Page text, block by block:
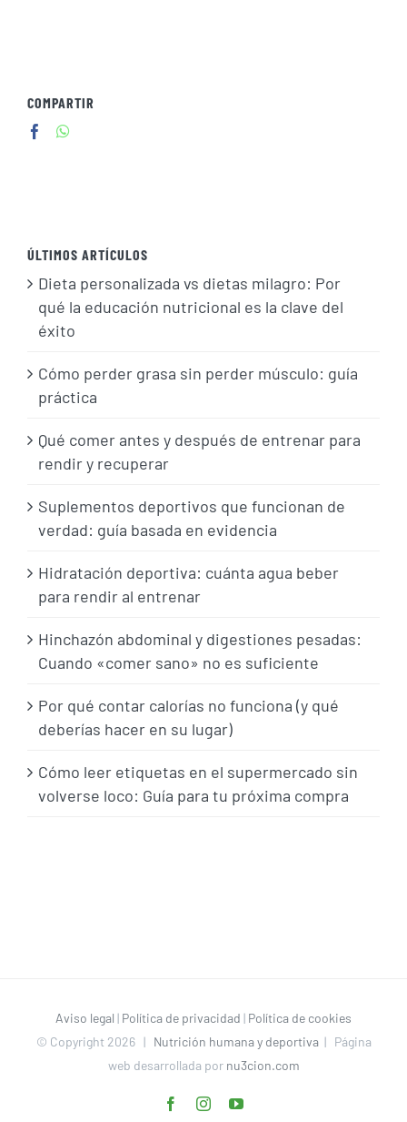
COMPARTIR
ÚLTIMOS ARTÍCULOS
Dieta personalizada vs dietas milagro: Por
qué la educación nutricional es la clave del
éxito
Cómo perder grasa sin perder músculo: guía
práctica
Qué comer antes y después de entrenar para
rendir y recuperar
Suplementos deportivos que funcionan de
verdad: guía basada en evidencia
Hidratación deportiva: cuánta agua beber
para rendir al entrenar
Hinchazón abdominal y digestiones pesadas:
Cuando «comer sano» no es suficiente
Por qué contar calorías no funciona (y qué
deberías hacer en su lugar)
Cómo leer etiquetas en el supermercado sin
volverse loco: Guía para tu próxima compra
Aviso legal | Política de privacidad | Política de cookies
© Copyright 2026 | Nutrición humana y deportiva| Página
web desarrollada por nu3cion.com
FacebookInstagramYouTube